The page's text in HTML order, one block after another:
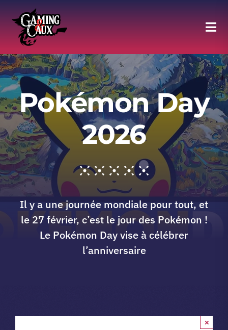
content
Agenda
Halle of Fame
Moments forts
Discord
Adhésion au Club
A propos du club
Pokémon Day
2026
Il y a une journée mondiale pour tout, et
le 27 février, c’est le jour des Pokémon !
Le Pokémon Day vise à célébrer
l’anniversaire
×